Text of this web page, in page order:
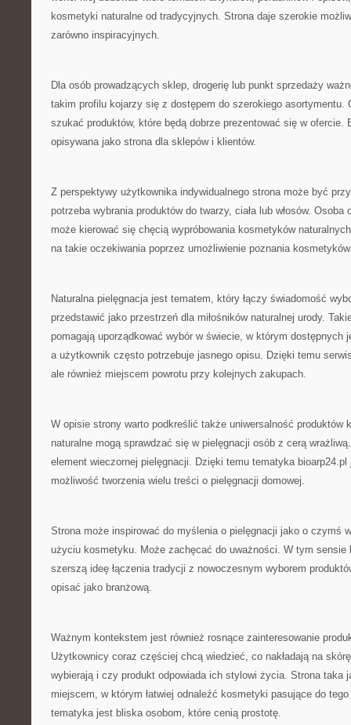
kosmetyki naturalne od tradycyjnych. Strona daje szerokie
zarówno inspiracyjnych.
Dla osób prowadzących sklep, drogerię lub punkt sprzedaży
takim profilu kojarzy się z dostępem do szerokiego asortymentu.
szukać produktów, które będą dobrze prezentować się w ofercie.
opisywana jako strona dla sklepów i klientów.
Z perspektywy użytkownika indywidualnego strona może być
potrzeba wybrania produktów do twarzy, ciała lub włosów. Osoba
może kierować się chęcią wypróbowania kosmetyków
na takie oczekiwania poprzez umożliwienie poznania
Naturalna pielęgnacja jest tematem, który łączy świadomość
przedstawić jako przestrzeń dla miłośników naturalnej urody.
pomagają uporządkować wybór w świecie, w którym dostępnych
a użytkownik często potrzebuje jasnego opisu. Dzięki temu
ale również miejscem powrotu przy kolejnych zakupach.
W opisie strony warto podkreślić także uniwersalność produktów
naturalne mogą sprawdzać się w pielęgnacji osób z cerą
element wieczornej pielęgnacji. Dzięki temu tematyka
możliwość tworzenia wielu treści o pielęgnacji domowej.
Strona może inspirować do myślenia o pielęgnacji jako o czymś
użyciu kosmetyku. Może zachęcać do uważności. W tym sensie
szerszą ideę łączenia tradycji z nowoczesnym wyborem
opisać jako branżową.
Ważnym kontekstem jest również rosnące zainteresowanie
Użytkownicy coraz częściej chcą wiedzieć, co nakładają na
wybierają i czy produkt odpowiada ich stylowi życia. Strona taka
miejscem, w którym łatwiej odnaleźć kosmetyki pasujące do
tematyka jest bliska osobom, które cenią prostotę.